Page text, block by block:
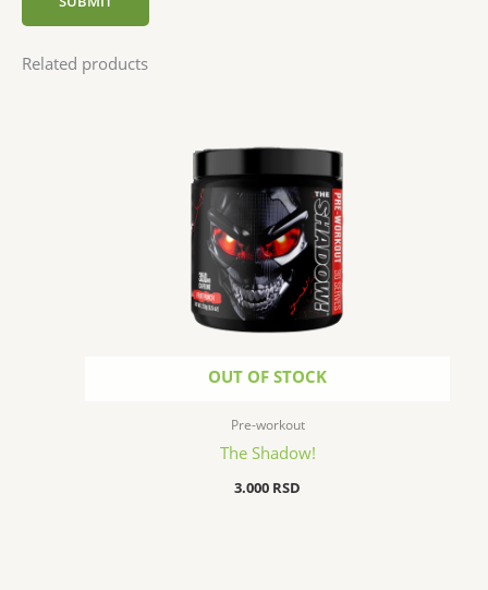
Related products
OUT OF STOCK
Pre-workout
The Shadow!
3.000 RSD